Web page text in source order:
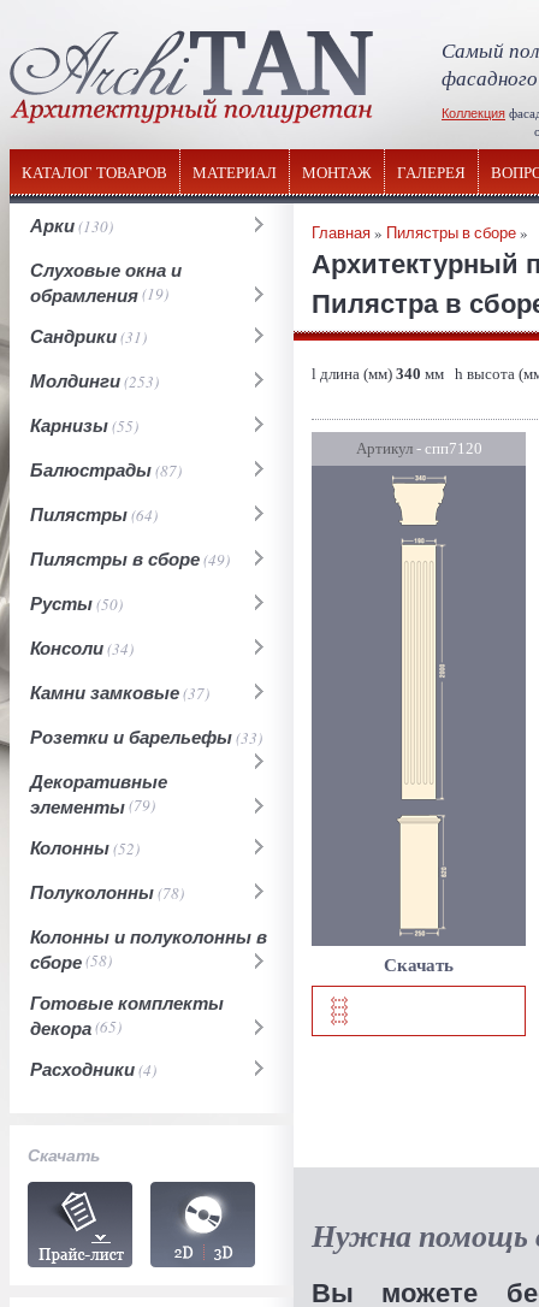
Самый
Коллекция
КАТАЛОГ ТОВАРОВ МАТЕРИАЛ МОНТАЖ ГАЛЕРЕЯ
Арки(130)
Слуховые окна и
обрамления(19)
Сандрики(31)
Молдинги(253)
Карнизы(55)
Балюстрады(87)
Пилястры(64)
Пилястры в сборе(49)
Русты(50)
Консоли(34)
Камни замковые(37)
Розетки и барельефы(33)
Декоративные
элементы(79)
Колонны(52)
Полуколонны(78)
Колонны и полуколонны в
сборе(58)
Готовые комплекты
декора(65)
Расходники(4)
Скачать
Главная» Пилястры в сборе»
Архитектурный
Пилястра в
l длина (мм) 340 мм h высота
Артикул- спп7120
Скачать
Нужна помощь
Вы можете